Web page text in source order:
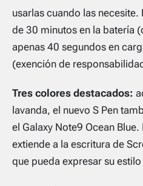
usarlas cuando las
de 30 minutos en la batería
apenas 40 segundos en
(exención de
Tres colores destacados:
lavanda, el nuevo S Pen
el Galaxy Note9 Ocean
extiende a la escritura de
que pueda expresar su